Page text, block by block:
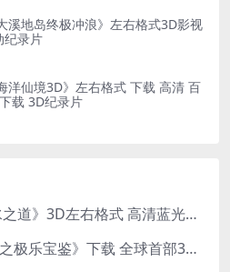
溪地岛终极冲浪》左右格式3D影视
纪录片
洋仙境3D》左右格式 下载 高清 百
载 3D纪录片
3D电影《阿凡达2水之道》3D左右格式 高清蓝光原盘 网盘下载 中文配音 4K3DVR电影
3D电影《3D肉蒲团之极乐宝鉴》下载 全球首部3D限制级电影 网盘下载